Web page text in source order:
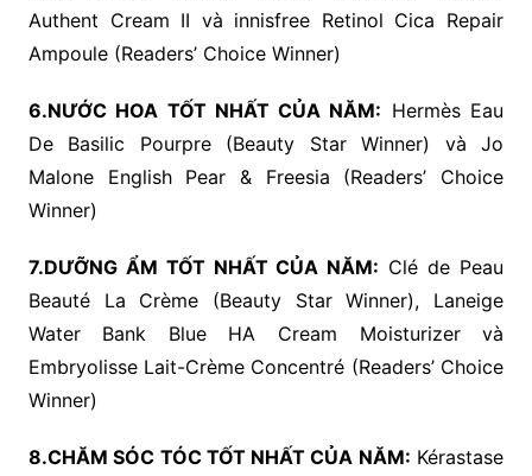
Authent Cream II và innisfree Retinol Cica Repair
Ampoule (Readers’ Choice Winner)
6.NƯỚC HOA TỐT NHẤT CỦA NĂM: Hermès Eau
De Basilic Pourpre (Beauty Star Winner) và Jo
Malone English Pear & Freesia (Readers’ Choice
Winner)
7.DƯỠNG ẨM TỐT NHẤT CỦA NĂM: Clé de Peau
Beauté La Crème (Beauty Star Winner), Laneige
Water Bank Blue HA Cream Moisturizer và
Embryolisse Lait-Crème Concentré (Readers’ Choice
Winner)
8.CHĂM SÓC TÓC TỐT NHẤT CỦA NĂM: Kérastase